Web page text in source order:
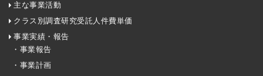
主な事業活動
クラス別調査研究受託人件費単価
事業実績・報告
・事業報告
・事業計画